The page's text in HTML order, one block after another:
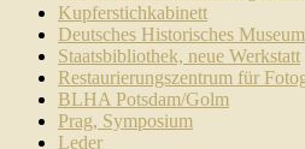
Kupferstichkabinett
Deutsches Historisches Museum
Staatsbibliothek, neue Werkstatt
Restaurierungszentrum für
BLHA Potsdam/Golm
Prag, Symposium
Leder